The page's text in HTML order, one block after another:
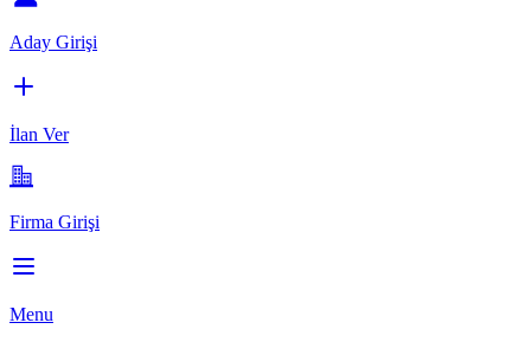
Aday Girişi
İlan Ver
Firma Girişi
Menu